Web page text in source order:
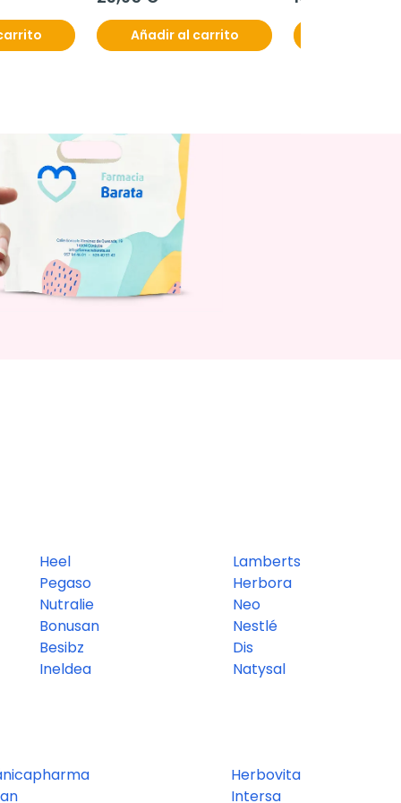
Añadir al carrito
Heel
Pegaso
Nutralie
Bonusan
Besibz
Ineldea
Lamberts
Herbora
Neo
Nestlé
Dis
Natysal
Herbovita
Intersa